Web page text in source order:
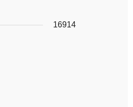
16914